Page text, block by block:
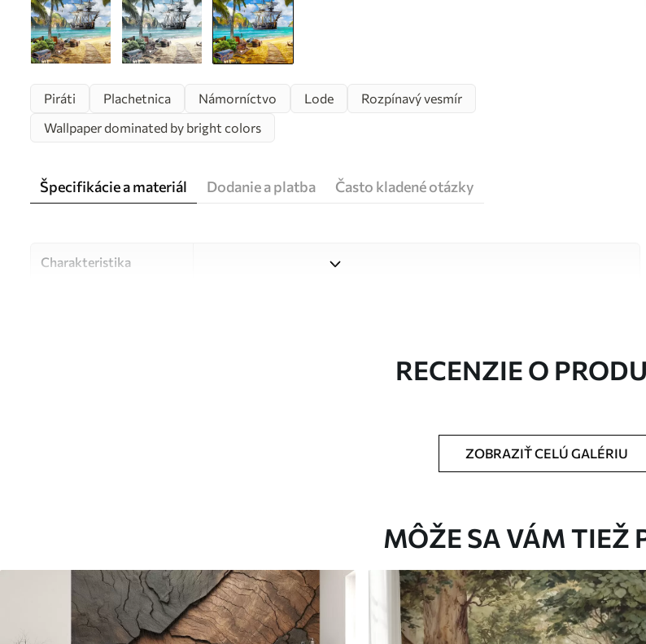
Piráti Plachetnica Námorníctvo Lode
Rozpínavý vesmír
Wallpaper dominated by bright colors
Špecifikácie a materiál Dodanie a platba Často kladené otázky
Charakteristika
Čistenie
Tapetu môžete jemne vyčistiť mäkkou špongiou. Tapety s lakovanou
povrchovou úpravou sa môžu čistiť vodou.
RECENZIE O
ZOBRAZIŤ CELÚ GALÉRIU
MÔŽE SA VÁM TIEŽ